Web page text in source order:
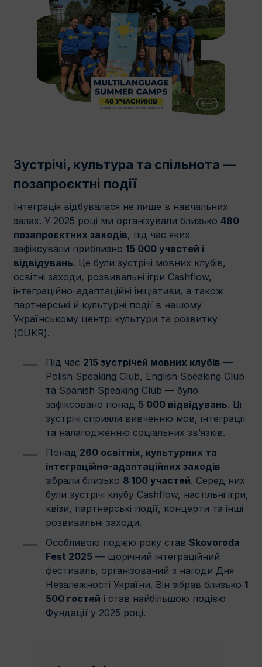
Зустрічі, культура та спільнота —
позапроєктні події
Інтеграція відбувалася не лише в навчальних
залах. У 2025 році ми організували близько 480
позапроєктних заходів, під час яких
зафіксували приблизно 15 000 участей і
відвідувань. Це були зустрічі мовних клубів,
освітні заходи, розвивальні ігри Cashflow,
інтеграційно-адаптаційні ініціативи, а також
партнерські й культурні події в нашому
Українському центрі культури та розвитку
(CUKR).
Під час 215 зустрічей мовних клубів —
Polish Speaking Club, English Speaking Club
та Spanish Speaking Club — було
зафіксовано понад 5 000 відвідувань. Ці
зустрічі сприяли вивченню мов, інтеграції
та налагодженню соціальних зв’язків.
Понад 260 освітніх, культурних та
інтеграційно-адаптаційних заходів
зібрали близько 8 100 участей. Серед них
були зустрічі клубу Cashflow, настільні ігри,
квізи, партнерські події, концерти та інші
розвивальні заходи.
Особливою подією року став Skovoroda
Fest 2025 — щорічний інтеграційний
фестиваль, організований з нагоди Дня
Незалежності України. Він зібрав близько 1
500 гостей і став найбільшою подією
Фундації у 2025 році.